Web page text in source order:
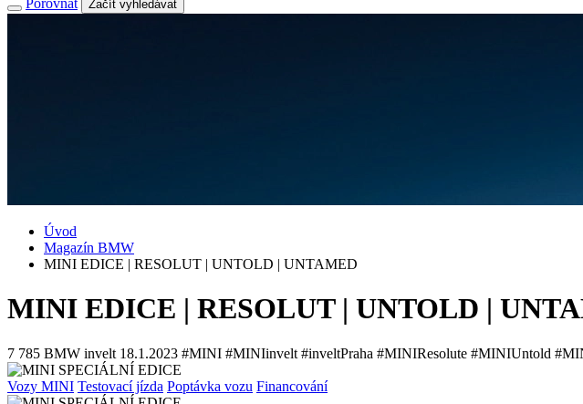
Porovnat Začít vyhledávat
Úvod
Magazín BMW
MINI EDICE | RESOLUT | UNTOLD | UNTAMED
MINI EDICE | RESOLUT | UNTOLD |
7 785 BMW invelt 18.1.2023 #MINI #MINIinvelt #inveltPraha #MINIResolute #MINIUntold
Vozy MINI Testovací jízda Poptávka vozu Financování